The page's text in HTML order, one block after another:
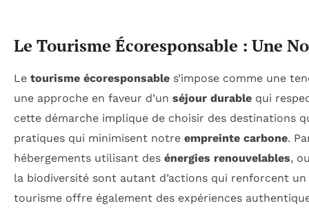
Le Tourisme Écoresponsable : Une
Le tourisme écoresponsable s’impose comme une
une approche en faveur d’un séjour durable qui
cette démarche implique de choisir des destinations
pratiques qui minimisent notre empreinte carbone.
hébergements utilisant des énergies renouvelables,
la biodiversité sont autant d’actions qui renforcent
tourisme offre également des expériences